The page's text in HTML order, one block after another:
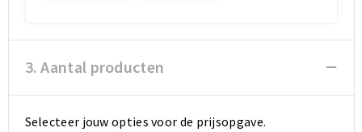
3. Aantal producten
Selecteer jouw opties voor de prijsopgave.